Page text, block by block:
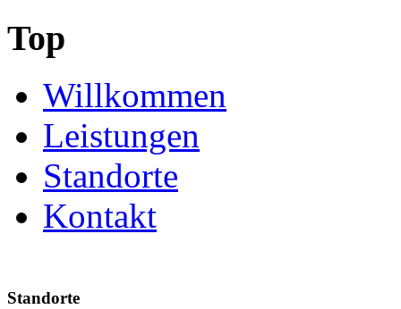
Top
Willkommen
Leistungen
Standorte
Kontakt
Standorte